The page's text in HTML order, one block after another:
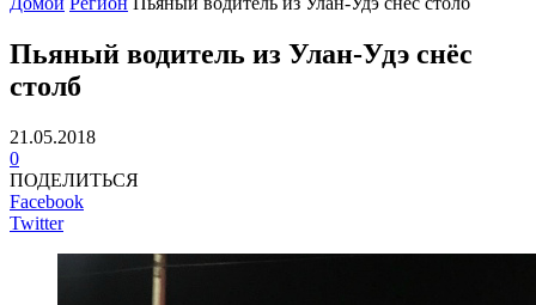
Пьяный водитель из Улан-Удэ снёс
столб
21.05.2018
0
ПОДЕЛИТЬСЯ
Facebook
Twitter